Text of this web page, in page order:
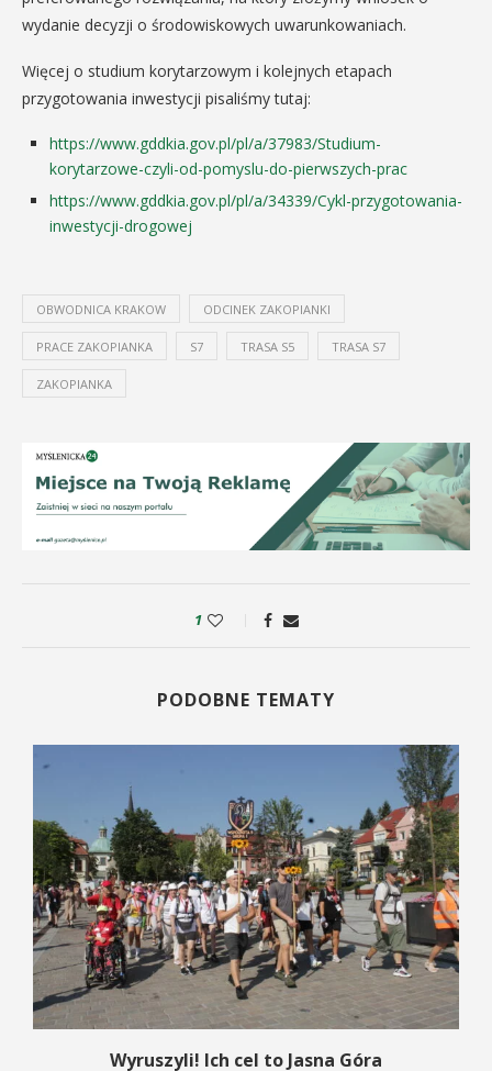
wydanie decyzji o środowiskowych uwarunkowaniach.
Więcej o studium korytarzowym i kolejnych etapach
przygotowania inwestycji pisaliśmy tutaj:
https://www.gddkia.gov.pl/pl/a/37983/Studium-
korytarzowe-czyli-od-pomyslu-do-pierwszych-prac
https://www.gddkia.gov.pl/pl/a/34339/Cykl-przygotowania-
inwestycji-drogowej
OBWODNICA KRAKOW ODCINEK ZAKOPIANKI
PRACE ZAKOPIANKA S7 TRASA S5 TRASA S7
ZAKOPIANKA
1
PODOBNE TEMATY
Wyruszyli! Ich cel to Jasna Góra